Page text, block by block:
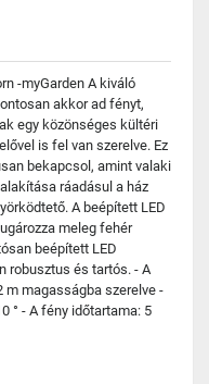
-myGarden A kiváló
akkor ad fényt,
egy közönséges kültéri
is fel van szerelve. Ez
bekapcsol, amint valaki
ráadásul a ház
A beépített LED
meleg fehér
beépített LED
robusztus és tartós. - A
m magasságba szerelve -
° - A fény időtartama: 5